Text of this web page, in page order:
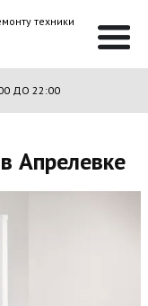
техники
ДО 22:00
Апрелевке